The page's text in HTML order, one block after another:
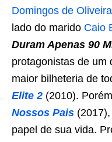
Domingos de Oliveira
lado do marido Caio
Duram Apenas 90
protagonistas de um
maior bilheteria de
Elite 2 (2010).
Nossos Pais
papel de sua vida.